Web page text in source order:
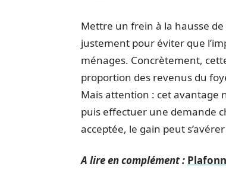
Mettre un frein à la hausse
justement pour éviter que
ménages. Concrètement,
proportion des revenus du
Mais attention : cet avantage
puis effectuer une demande
acceptée, le gain peut
A lire en complément :